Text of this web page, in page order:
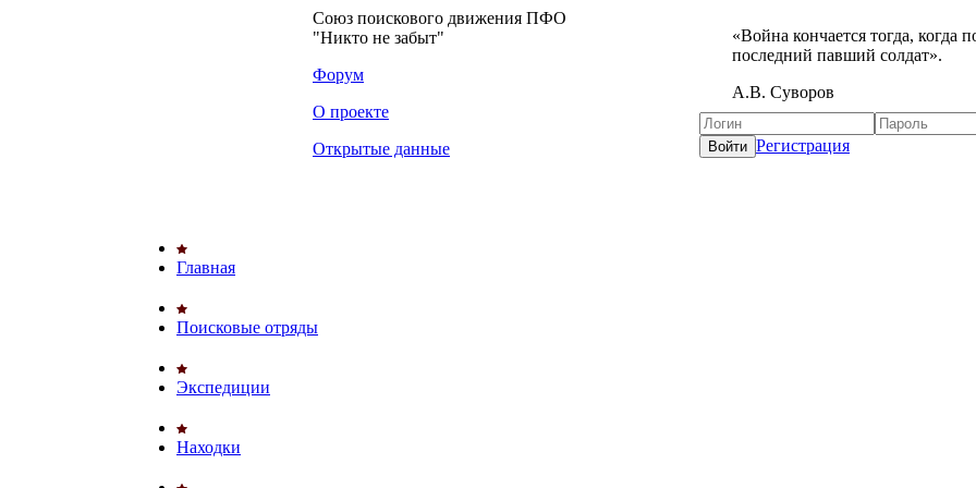
Союз поискового движения ПФО
"Никто не забыт"
Форум
О проекте
Открытые данные
«Война кончается тогда, когда
последний павший солдат».
А.В. Суворов
Регистрация
Главная
Поисковые отряды
Экспедиции
Находки